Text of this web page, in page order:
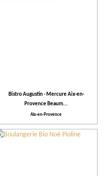
Bistro Augustin - Mercure Aix-en-
Provence Beaum...
Aix-en-Provence